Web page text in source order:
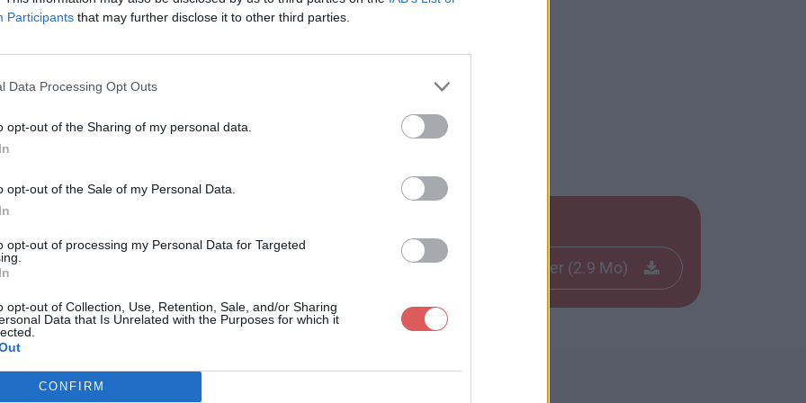
Participants that may further disclose it to other third parties.
Data Processing Opt Outs
opt-out of the Sharing of my personal data.
opt-out of the Sale of my Personal Data.
opt-out of processing my Personal Data for Targeted
opt-out of Collection, Use, Retention, Sale, and/or Sharing
Data that Is Unrelated with the Purposes for which it
CONFIRM
1.apk
Télécharger le fichier (2.9 Mo)